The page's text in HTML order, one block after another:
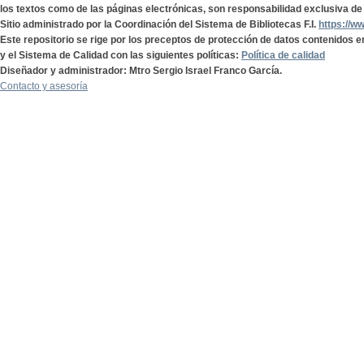
los textos como de las páginas electrónicas, son responsabilidad exclusiva
Sitio administrado por la Coordinación del Sistema de Bibliotecas F.I. https://
Este repositorio se rige por los preceptos de protección de datos contenidos
y el Sistema de Calidad con las siguientes políticas: Política de calidad
Diseñador y administrador: Mtro Sergio Israel Franco García.
Contacto y asesoría